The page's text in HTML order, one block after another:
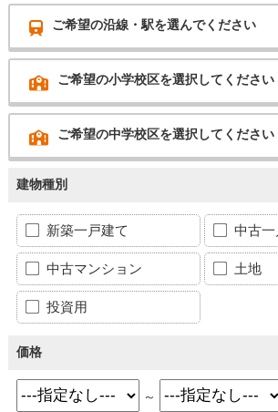
ご希望の沿線・駅を選んでください
ご希望の小学校区を選択してください
ご希望の中学校区を選択してください
建物種別
新築一戸建て 中古一
中古マンション 土地
投資用
価格
～